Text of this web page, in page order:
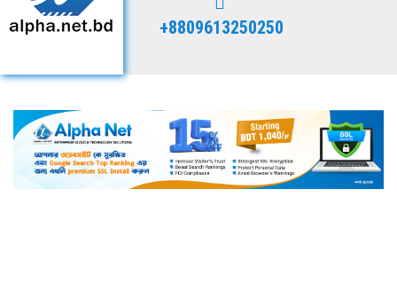
+8809613250250